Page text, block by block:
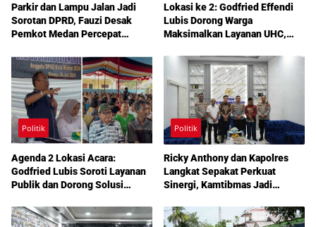
Parkir dan Lampu Jalan Jadi
Sorotan DPRD, Fauzi Desak
Pemkot Medan Percepat
Lokasi ke 2: Godfried Effendi
Lubis Dorong Warga
Maksimalkan Layanan UHC,
Pendidikan Mengemuka dalam
Reses Medan Amplas
Politik
Agenda 2 Lokasi Acara:
Godfried Lubis Soroti Layanan
Publik dan Dorong Solusi
DPRD Medan
Politik
Ricky Anthony dan Kapolres
Langkat Sepakat Perkuat
Sinergi, Kamtibmas Jadi